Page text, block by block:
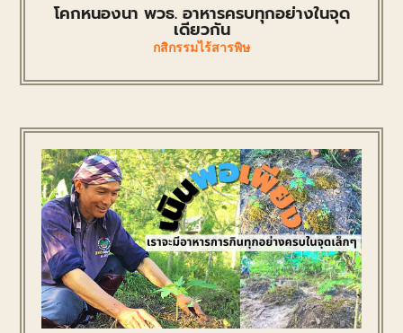
โคกหนองนา พวธ. อาหารครบทุกอย่างในจุด
เดียวกัน
กสิกรรมไร้สารพิษ